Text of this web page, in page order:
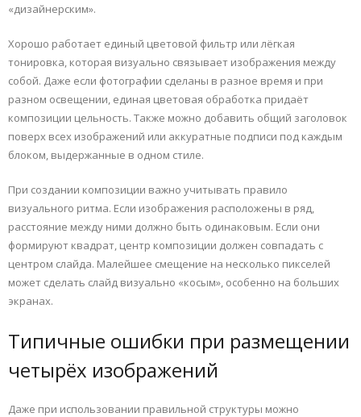
«дизайнерским».
Хорошо работает единый цветовой фильтр или лёгкая
тонировка, которая визуально связывает изображения между
собой. Даже если фотографии сделаны в разное время и при
разном освещении, единая цветовая обработка придаёт
композиции цельность. Также можно добавить общий заголовок
поверх всех изображений или аккуратные подписи под каждым
блоком, выдержанные в одном стиле.
При создании композиции важно учитывать правило
визуального ритма. Если изображения расположены в ряд,
расстояние между ними должно быть одинаковым. Если они
формируют квадрат, центр композиции должен совпадать с
центром слайда. Малейшее смещение на несколько пикселей
может сделать слайд визуально «косым», особенно на больших
экранах.
Типичные ошибки при размещении
четырёх изображений
Даже при использовании правильной структуры можно